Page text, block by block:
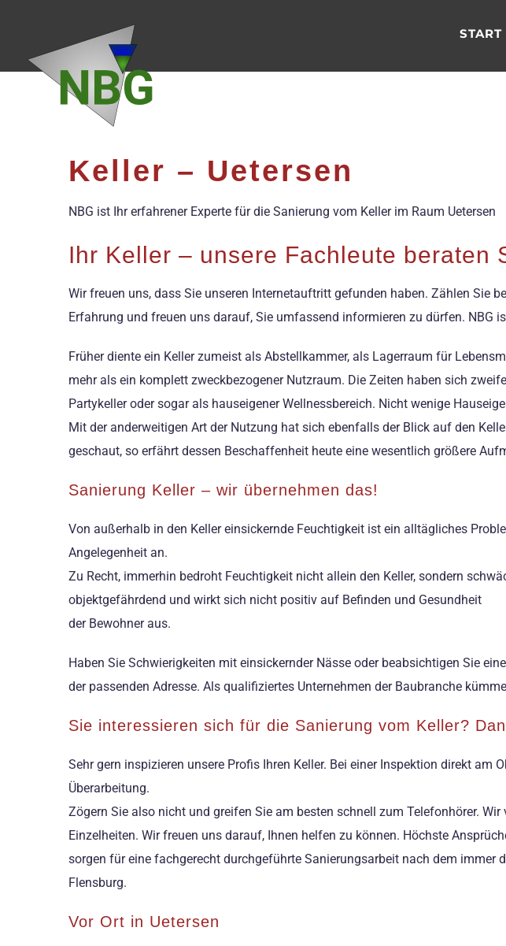
springen
START
Keller – Uetersen
NBG ist Ihr erfahrener Experte für die Sanierung vom Keller im Raum Uetersen
Ihr Keller – unsere Fachleute beraten
Wir freuen uns, dass Sie unseren Internetauftritt gefunden haben. Zählen Sie
Erfahrung und freuen uns darauf, Sie umfassend informieren zu dürfen. NBG
Früher diente ein Keller zumeist als Abstellkammer, als Lagerraum für
mehr als ein komplett zweckbezogener Nutzraum. Die Zeiten haben sich
Partykeller oder sogar als hauseigener Wellnessbereich. Nicht wenige
Mit der anderweitigen Art der Nutzung hat sich ebenfalls der Blick auf den
geschaut, so erfährt dessen Beschaffenheit heute eine wesentlich größere
Sanierung Keller – wir übernehmen das!
Von außerhalb in den Keller einsickernde Feuchtigkeit ist ein alltägliches
Angelegenheit an.
Zu Recht, immerhin bedroht Feuchtigkeit nicht allein den Keller, sondern
objektgefährdend und wirkt sich nicht positiv auf Befinden und Gesundheit
der Bewohner aus.
Haben Sie Schwierigkeiten mit einsickernder Nässe oder beabsichtigen Sie
der passenden Adresse. Als qualifiziertes Unternehmen der Baubranche
Sie interessieren sich für die Sanierung vom Keller?
Sehr gern inspizieren unsere Profis Ihren Keller. Bei einer Inspektion direkt
Überarbeitung.
Zögern Sie also nicht und greifen Sie am besten schnell zum Telefonhörer.
Einzelheiten. Wir freuen uns darauf, Ihnen helfen zu können. Höchste
sorgen für eine fachgerecht durchgeführte Sanierungsarbeit nach dem
Flensburg.
Vor Ort in Uetersen